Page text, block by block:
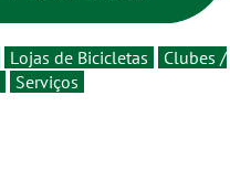
Lojas de Bicicletas
Clubes /
Serviços